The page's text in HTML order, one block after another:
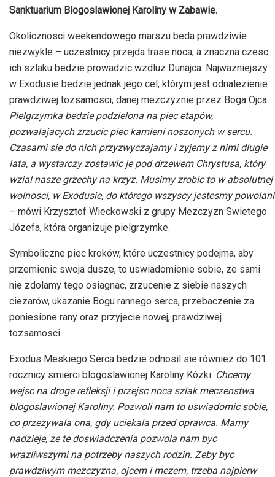
Sanktuarium Blogoslawionej Karoliny w Zabawie.
Okolicznosci weekendowego marszu beda prawdziwie
niezwykle – uczestnicy przejda trase noca, a znaczna czesc
ich szlaku bedzie prowadzic wzdluz Dunajca. Najwazniejszy
w Exodusie bedzie jednak jego cel, którym jest odnalezienie
prawdziwej tozsamosci, danej mezczyznie przez Boga Ojca.
Pielgrzymka bedzie podzielona na piec etapów,
pozwalajacych zrzucic piec kamieni noszonych w sercu.
Czasami sie do nich przyzwyczajamy i zyjemy z nimi dlugie
lata, a wystarczy zostawic je pod drzewem Chrystusa, który
wzial nasze grzechy na krzyz. Musimy zrobic to w absolutnej
wolnosci, w Exodusie, do którego wszyscy jestesmy powolani
– mówi Krzysztof Wieckowski z grupy Mezczyzn Swietego
Józefa, która organizuje pielgrzymke.
Symboliczne piec kroków, które uczestnicy podejma, aby
przemienic swoja dusze, to uswiadomienie sobie, ze sami
nie zdolamy tego osiagnac, zrzucenie z siebie naszych
ciezarów, ukazanie Bogu rannego serca, przebaczenie za
poniesione rany oraz przyjecie nowej, prawdziwej
tozsamosci.
Exodus Meskiego Serca bedzie odnosil sie równiez do 101.
rocznicy smierci blogoslawionej Karoliny Kózki. Chcemy
wejsc na droge refleksji i przejsc noca szlak meczenstwa
blogoslawionej Karoliny. Pozwoli nam to uswiadomic sobie,
co przezywala ona, gdy uciekala przed oprawca. Mamy
nadzieje, ze te doswiadczenia pozwola nam byc
wrazliwszymi na potrzeby naszych rodzin. Zeby byc
prawdziwym mezczyzna, ojcem i mezem, trzeba najpierw